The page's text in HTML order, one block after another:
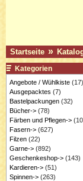
Startseite »
Kategorien
Angebote / Wühlkiste(17)
Ausgepacktes (7)
Bastelpackungen(32)
Bücher->(78)
Färben und Pflegen->
Fasern->(627)
Filzen(22)
Garne->(892)
Geschenkeshop->(143)
Kardieren->(51)
Spinnen->(263)